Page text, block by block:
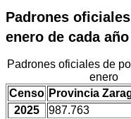
Padrones
enero de cada año
Padrones oficiales de
enero
Censo Provincia
2025
987.763